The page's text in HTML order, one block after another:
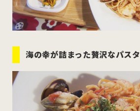
ホーム
公式X
海の幸が詰まった贅沢なパスタ